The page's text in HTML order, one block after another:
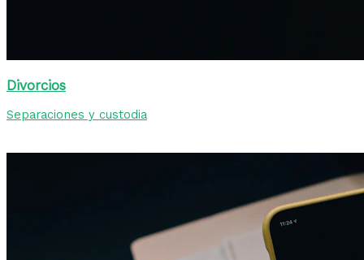
Divorcios
Separaciones y custodia